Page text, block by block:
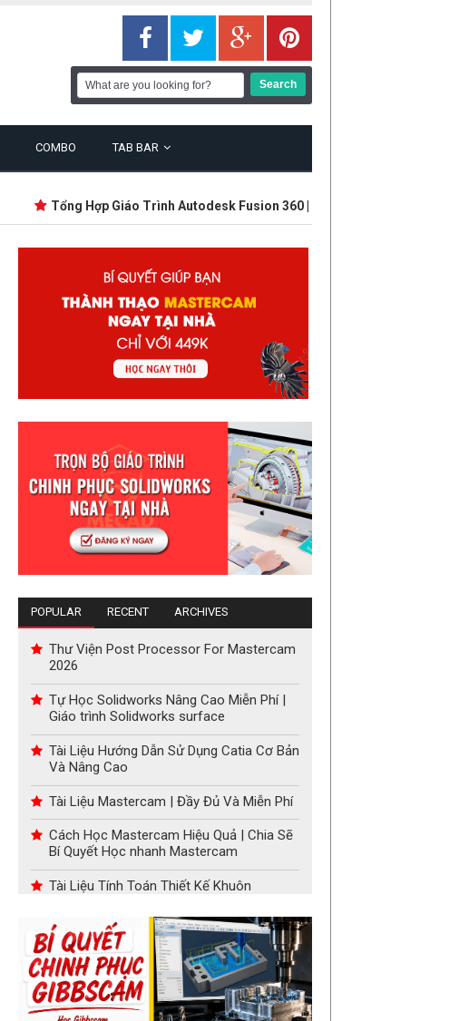
COMBO TAB BAR
Tổng Hợp Giáo Trình Autodesk Fusion 360 | Mới Nhất Và Bài Bản Nhất
POPULAR RECENT ARCHIVES
Thư Viện Post Processor For Mastercam
2026
Tự Học Solidworks Nâng Cao Miễn Phí |
Giáo trình Solidworks surface
Tài Liệu Hướng Dẫn Sử Dụng Catia Cơ Bản
Và Nâng Cao
Tài Liệu Mastercam | Đầy Đủ Và Miễn Phí
Cách Học Mastercam Hiệu Quả | Chia Sẽ
Bí Quyết Học nhanh Mastercam
Tài Liệu Tính Toán Thiết Kế Khuôn
Trọn Bộ Giáo Trình Tự Học Solidworks
Cho Người Mới | Chuẩn Từ Trang Giấy
Trắng
Tài Liệu Soldiworks | SolidWorks Parts
Bible